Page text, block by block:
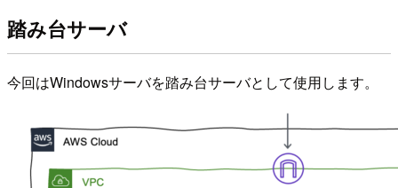
踏み台サーバ
今回はWindowsサーバを踏み台サーバとして使用します。